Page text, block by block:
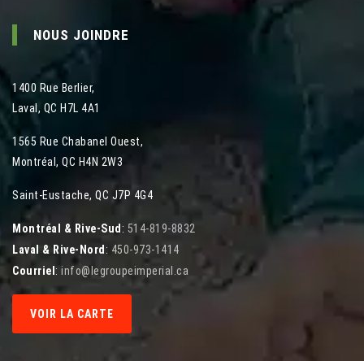
NOUS JOINDRE
1400 Rue Berlier,
Laval , QC H7L 4A1
1565 Rue Chabanel Ouest,
Montréal , QC H4N 2W3
Saint-Eustache, QC J7P 4G4
Montréal & Rive-Sud : 514-819-8832
Laval & Rive-Nord : 450-973-1414
Courriel : info@legroupeimperial.ca
VOIR LA CARTE